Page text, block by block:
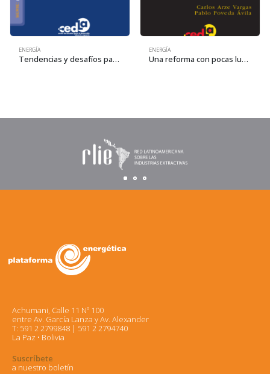
ENERGÍA
Tendencias y desafíos para el desarrollo del sector eléctrico boliviano
ENERGÍA
Una reforma con pocas luces: Privatización del sector eléctrico boliviano
Achumani, Calle 11 Nº 100
entre Av. García Lanza y Av. Alexander
T: 591 2 2799848 | 591 2 2794740
La Paz • Bolivia
Suscríbete
a nuestro boletín